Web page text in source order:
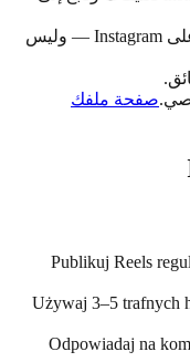
أدخل البريد واسم المستخدم العام على Instagram — وليس
ملفك
Publikuj
Używaj 3–5
Odpowiadaj